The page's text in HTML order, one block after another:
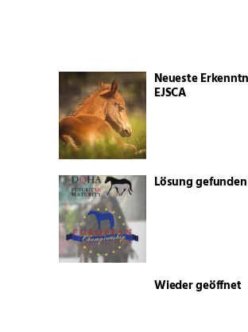
Neueste
EJSCA
Lösung gefunden
Wieder geöffnet